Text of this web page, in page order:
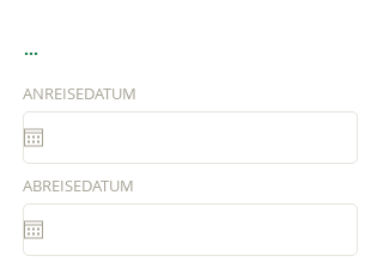
...
ANREISEDATUM
ABREISEDATUM